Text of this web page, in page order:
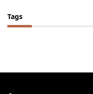
Tags